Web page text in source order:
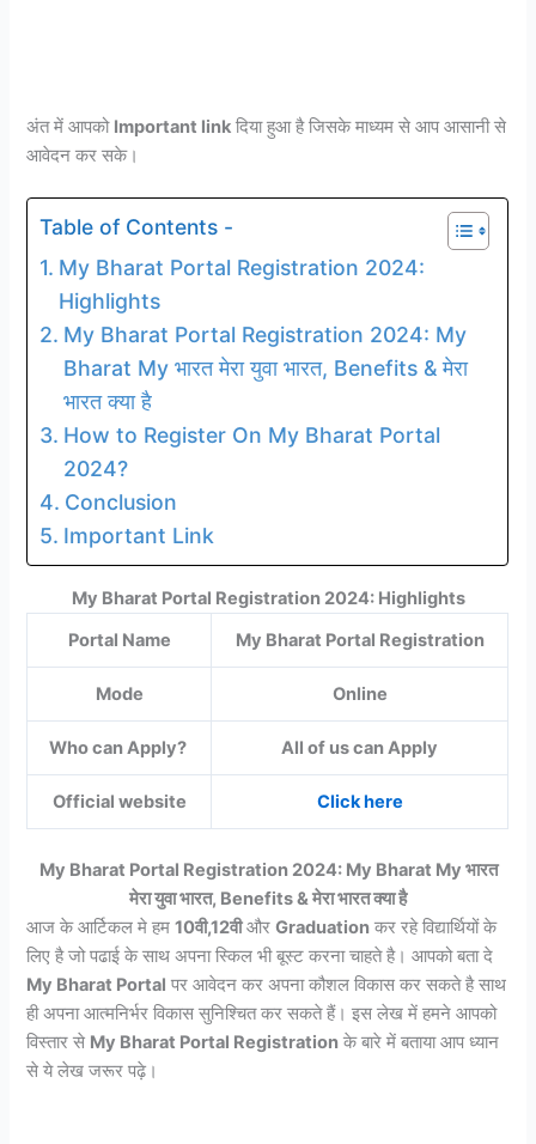
अंत में आपको Important link दिया हुआ है जिसके माध्यम से आप आसानी से
आवेदन कर सके।
Table of Contents -
My Bharat Portal Registration 2024:
Highlights
My Bharat Portal Registration 2024: My
Bharat My भारत मेरा युवा भारत, Benefits & मेरा
भारत क्या है
How to Register On My Bharat Portal
2024?
Conclusion
Important Link
My Bharat Portal Registration 2024: Highlights
Portal Name
My Bharat Portal Registration
Mode Online
Who can Apply? All of us can Apply
Official website Click here
My Bharat Portal Registration 2024: My Bharat My भारत
मेरा युवा भारत, Benefits & मेरा भारत क्या है
आज के आर्टिकल मे हम10वी,12वीऔरGraduation कर रहे विद्यार्थियों के
लिए है जो पढाई के साथ अपना स्किल भी बूस्ट करना चाहते है। आपको बता दे
My Bharat Portal पर आवेदन कर अपना कौशल विकास कर सकते है साथ
ही अपना आत्मनिर्भर विकास सुनिश्चित कर सकते हैं। इस लेख में हमने आपको
विस्तार से My Bharat Portal Registration के बारे में बताया आप ध्यान
से ये लेख जरूर पढ़े।